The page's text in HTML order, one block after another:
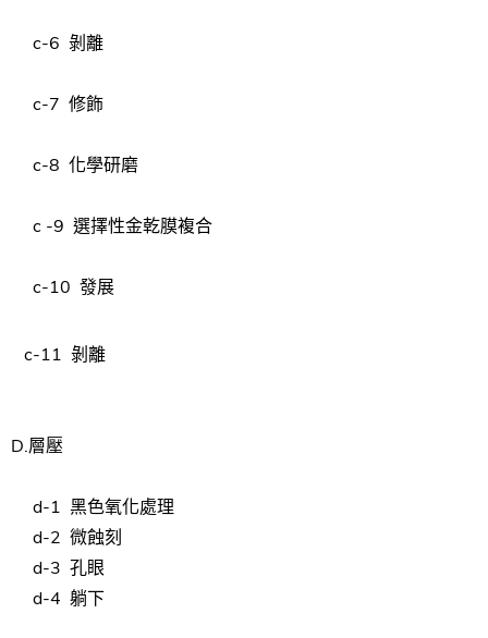
c-6 剝離
c-7 修飾
c-8 化學研磨
c -9 選擇性金乾膜複合
c-10 發展
c-11 剝離
D.層壓
d-1 黑色氧化處理
d-2 微蝕刻
d-3 孔眼
d-4 躺下